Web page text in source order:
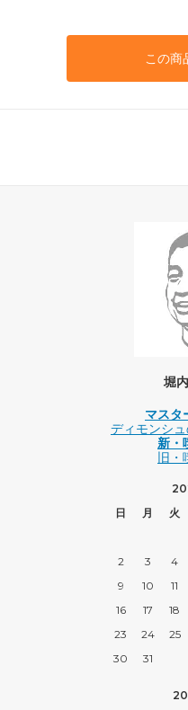
この商
堀
マスタ
ディモンシ
新・
旧・
日
月 火
2
3 4
9
10 11
16
17 18
23
24 25
30
31